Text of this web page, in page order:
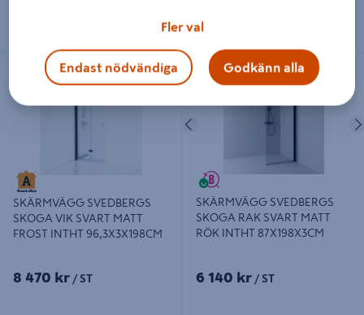
SKÄRMVÄGG SVEDBERGS SKOGA
VIK SVART MATT FROST INTHT
96,3X3X198CM
SKÄRMVÄGG SVEDBERGS
SKOGA VIK SVART MATT
FROST INTHT 96,3X3X198CM
8 470 kr / ST
SKÄRMVÄGG SVEDBERGS SKOGA
RAK SVART MATT RÖK INTHT
SKÄRMVÄGG SVEDBERGS
SKOGA RAK SVART MATT
RÖK INTHT 87X198X3CM
6 140 kr / ST
Fler val
Endast nödvändiga Godkänn alla